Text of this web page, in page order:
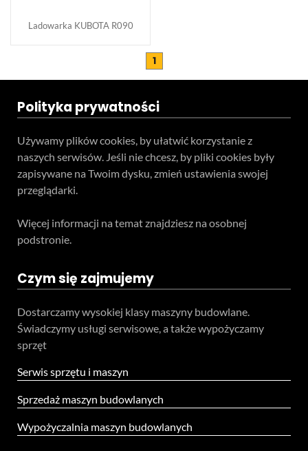
Ladowarka KUBOTA R090
1
Polityka prywatności
Używamy plików cookies, by ułatwić korzystanie z
naszych serwisów. Jeśli nie chcesz, by pliki cookies były
zapisywane na Twoim dysku, zmień ustawienia swojej
przeglądarki.
Więcej informacji na temat znajdziesz na osobnej
podstronie.
Czym się zajmujemy
Dostarczamy wysokiej klasy maszyny budowlane.
Świadczymy usługi serwisowe, a także wypożyczamy
sprzęt
Serwis sprzętu i maszyn
Sprzedaż maszyn budowlanych
Wypożyczalnia maszyn budowlanych